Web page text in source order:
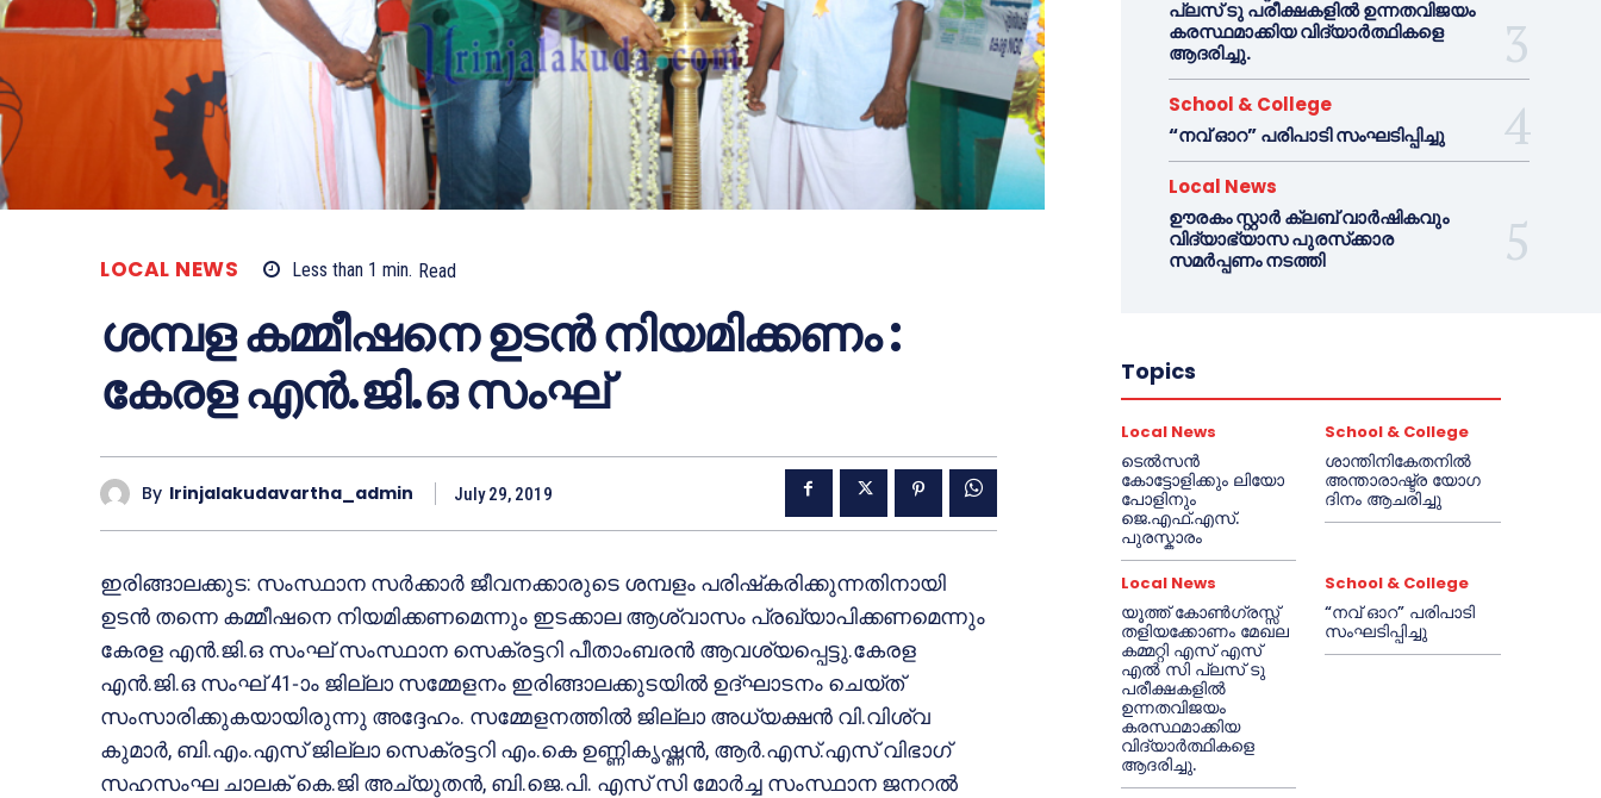
LOCAL NEWS Less than 1 min. Read
ശമ്പള കമ്മീഷനെ ഉടന്‍ നിയമിക്കണം :
കേരള എന്‍.ജി.ഒ സംഘ്
By Irinjalakudavartha_admin July 29, 2019
ഇരിങ്ങാലക്കുട: സംസ്ഥാന സര്‍ക്കാര്‍ ജീവനക്കാരുടെ ശമ്പളം പരിഷ്‌കരിക്കുന്നതിനായി
ഉടന്‍ തന്നെ കമ്മീഷനെ നിയമിക്കണമെന്നും ഇടക്കാല ആശ്വാസം പ്രഖ്യാപിക്കണമെന്നും
കേരള എന്‍.ജി.ഒ സംഘ് സംസ്ഥാന സെക്രട്ടറി പീതാംബരന്‍ ആവശ്യപ്പെട്ടു.കേരള
എന്‍.ജി.ഒ സംഘ് 41-ാം ജില്ലാ സമ്മേളനം ഇരിങ്ങാലക്കുടയില്‍ ഉദ്ഘാടനം ചെയ്ത്
സംസാരിക്കുകയായിരുന്നു അദ്ദേഹം. സമ്മേളനത്തില്‍ ജില്ലാ അധ്യക്ഷന്‍ വി.വിശ്വ
കുമാര്‍, ബി.എം.എസ് ജില്ലാ സെക്രട്ടറി എം.കെ ഉണ്ണികൃഷ്ണന്‍, ആര്‍.എസ്.എസ് വിഭാഗ്
സഹസംഘ ചാലക് കെ.ജി അച്യുതന്‍, ബി.ജെ.പി. എസ് സി മോര്‍ച്ച സംസ്ഥാന ജനറല്‍
പ്ലസ് ടു പരീക്ഷകളിൽ ഉന്നതവിജയം
കരസ്ഥമാക്കിയ വിദ്യാർത്ഥികളെ
ആദരിച്ചു.
School & College
“നവ് ഓറ” പരിപാടി സംഘടിപ്പിച്ചു
Local News
ഊരകം സ്റ്റാർ ക്ലബ് വാർഷികവും
വിദ്യാഭ്യാസ പുരസ്‌ക്കാര
സമർപ്പണം നടത്തി
Topics
Local News
ടെൽസൻ
കോട്ടോളിക്കും ലിയോ
പോളിനും
ജെ.എഫ്.എസ്.
പുരസ്കാരം
School & College
ശാന്തിനികേതനിൽ
അന്താരാഷ്ട്ര യോഗ
ദിനം ആചരിച്ചു
Local News
യൂത്ത് കോൺഗ്രസ്സ്
തളിയക്കോണം മേഖല
കമ്മറ്റി എസ് എസ്
എൽ സി പ്ലസ് ടു
പരീക്ഷകളിൽ
ഉന്നതവിജയം
കരസ്ഥമാക്കിയ
വിദ്യാർത്ഥികളെ
ആദരിച്ചു.
School & College
“നവ് ഓറ” പരിപാടി
സംഘടിപ്പിച്ചു